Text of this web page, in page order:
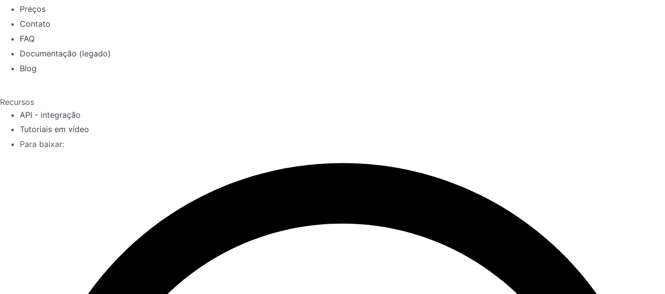
Preços
Contato
FAQ
Documentação (legado)
Blog
Recursos
API - integração
Tutoriais em vídeo
Para baixar: